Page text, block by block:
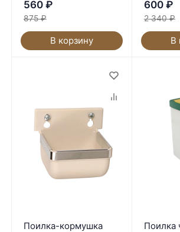
560 ₽
875 ₽
В корзину
600 ₽
2 340 ₽
В
Поилка-кормушка
Поилка